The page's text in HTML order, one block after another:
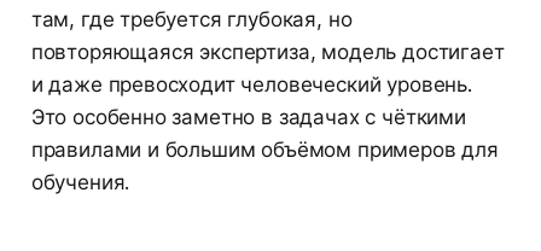
там, где требуется глубокая, но
повторяющаяся экспертиза, модель достигает
и даже превосходит человеческий уровень.
Это особенно заметно в задачах с чёткими
правилами и большим объёмом примеров для
обучения.